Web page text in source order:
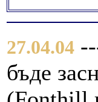
27.04.04
бъде